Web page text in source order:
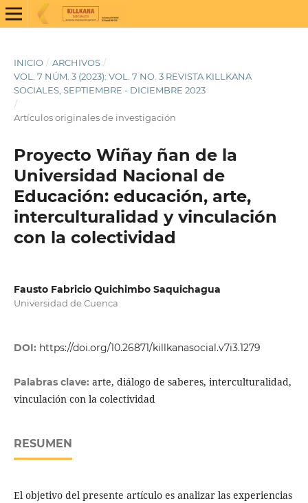
INICIO / ARCHIVOS /
VOL. 7 NÚM. 3 (2023): VOL. 7 NO. 3 REVISTA KILLKANA
SOCIALES, SEPTIEMBRE - DICIEMBRE 2023
/
Artículos originales de investigación
Proyecto Wiñay ñan de la
Universidad Nacional de
Educación: educación, arte,
interculturalidad y vinculación
con la colectividad
Fausto Fabricio Quichimbo Saquichagua
Universidad de Cuenca
DOI: https://doi.org/10.26871/killkanasocial.v7i3.1279
Palabras clave: arte, diálogo de saberes, interculturalidad,
vinculación con la colectividad
RESUMEN
El objetivo del presente artículo es analizar las experiencias